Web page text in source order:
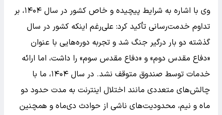
وی با اشاره به شرایط پیچیده و خاص کشور در سال ۱۴۰۴، بر
تداوم خدمت‌رسانی تأکید کرد: علی‌رغم اینکه کشور در سال
گذشته دو بار درگیر جنگ شد و تجربه دوره‌هایی با عنوان
«دفاع مقدس دوم» و «دفاع مقدس سوم» را داشت، اما ارائه
خدمات توسط صندوق متوقف نشد. در سال ۱۴۰۴، ما با
چالش‌های متعددی مانند اختلال اینترنت به مدت حدود دو
ماه و نیم، محدودیت‌های ناشی از حوادث دی‌ماه و همچنین